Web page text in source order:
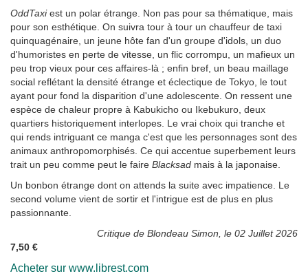
OddTaxiest un polar étrange. Non pas pour sa thématique, mais
pour son esthétique. On suivra tour à tour un chauffeur de taxi
quinquagénaire, un jeune hôte fan d'un groupe d'idols, un duo
d'humoristes en perte de vitesse, un flic corrompu, un mafieux un
peu trop vieux pour ces affaires-là ; enfin bref, un beau maillage
social reflétant la densité étrange et éclectique de Tokyo, le tout
ayant pour fond la disparition d'une adolescente. On ressent une
espèce de chaleur propre à Kabukicho ou Ikebukuro, deux
quartiers historiquement interlopes. Le vrai choix qui tranche et
qui rends intriguant ce manga c'est que les personnages sont des
animaux anthropomorphisés. Ce qui accentue superbement leurs
trait un peu comme peut le faire Blacksad mais à la japonaise.
Un bonbon étrange dont on attends la suite avec impatience. Le
second volume vient de sortir et l'intrigue est de plus en plus
passionnante.
Critique de Blondeau Simon, le 02 Juillet 2026
7,50 €
Acheter sur www.librest.com